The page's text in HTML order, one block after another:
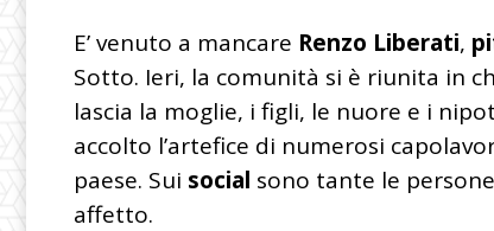
E’ venuto a mancare Renzo Liberati,
Sotto. Ieri, la comunità si è riunita in
lascia la moglie, i figli, le nuore e i
accolto l’artefice di numerosi
paese. Sui social sono tante le
affetto.